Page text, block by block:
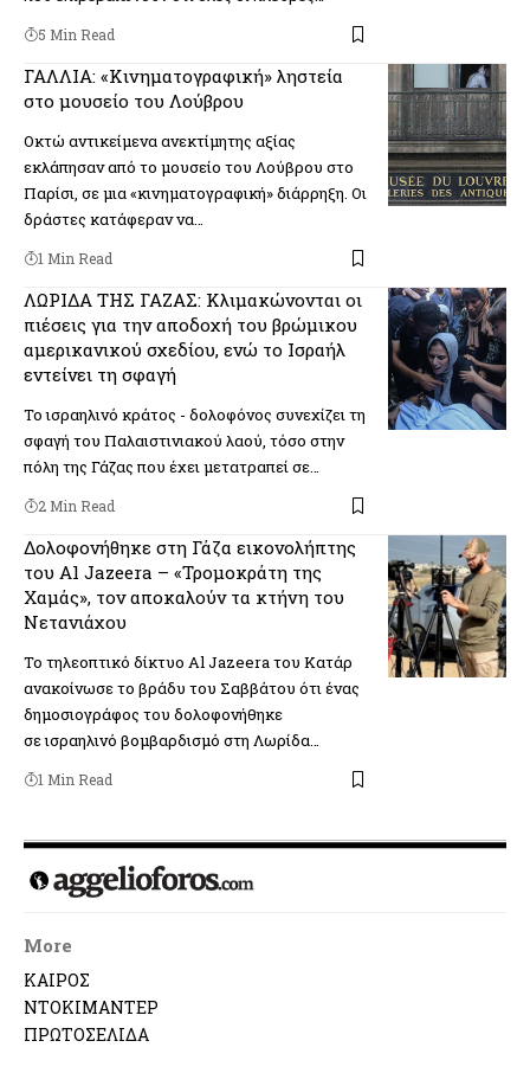
5 Min Read
ΓΑΛΛΙΑ: «Κινηματογραφική» ληστεία
στο μουσείο του Λούβρου
Οκτώ αντικείμενα ανεκτίμητης αξίας
εκλάπησαν από το μουσείο του Λούβρου στο
Παρίσι, σε μια «κινηματογραφική» διάρρηξη. Οι
δράστες κατάφεραν να…
1 Min Read
ΛΩΡΙΔΑ ΤΗΣ ΓΑΖΑΣ: Κλιμακώνονται οι
πιέσεις για την αποδοχή του βρώμικου
αμερικανικού σχεδίου, ενώ το Ισραήλ
εντείνει τη σφαγή
Το ισραηλινό κράτος - δολοφόνος συνεχίζει τη
σφαγή του Παλαιστινιακού λαού, τόσο στην
πόλη της Γάζας που έχει μετατραπεί σε…
2 Min Read
Δολοφονήθηκε στη Γάζα εικονολήπτης
του Al Jazeera – «Τρομοκράτη της
Χαμάς», τον αποκαλούν τα κτήνη του
Νετανιάχου
Το τηλεοπτικό δίκτυο Al Jazeera του Κατάρ
ανακοίνωσε το βράδυ του Σαββάτου ότι ένας
δημοσιογράφος του δολοφονήθηκε
σε ισραηλινό βομβαρδισμό στη Λωρίδα…
1 Min Read
More
ΚΑΙΡΟΣ
ΝΤΟΚΙΜΑΝΤΕΡ
ΠΡΩΤΟΣΕΛΙΔΑ